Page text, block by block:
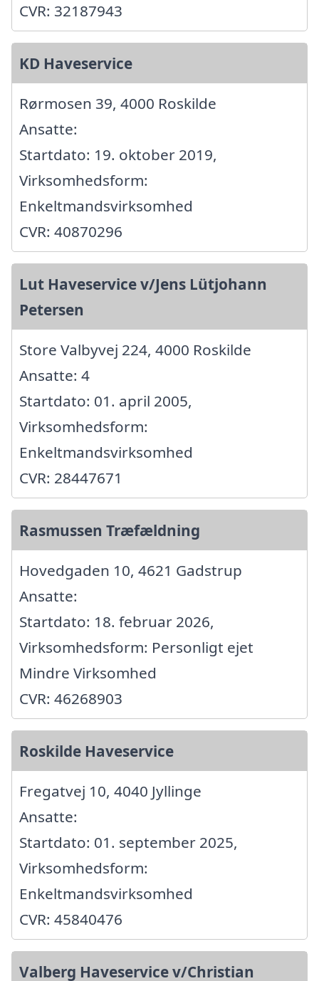
CVR: 32187943
KD Haveservice
Rørmosen 39, 4000 Roskilde
Ansatte:
Startdato: 19. oktober 2019,
Virksomhedsform:
Enkeltmandsvirksomhed
CVR: 40870296
Lut Haveservice v/Jens Lütjohann
Petersen
Store Valbyvej 224, 4000 Roskilde
Ansatte: 4
Startdato: 01. april 2005,
Virksomhedsform:
Enkeltmandsvirksomhed
CVR: 28447671
Rasmussen Træfældning
Hovedgaden 10, 4621 Gadstrup
Ansatte:
Startdato: 18. februar 2026,
Virksomhedsform: Personligt ejet
Mindre Virksomhed
CVR: 46268903
Roskilde Haveservice
Fregatvej 10, 4040 Jyllinge
Ansatte:
Startdato: 01. september 2025,
Virksomhedsform:
Enkeltmandsvirksomhed
CVR: 45840476
Valberg Haveservice v/Christian